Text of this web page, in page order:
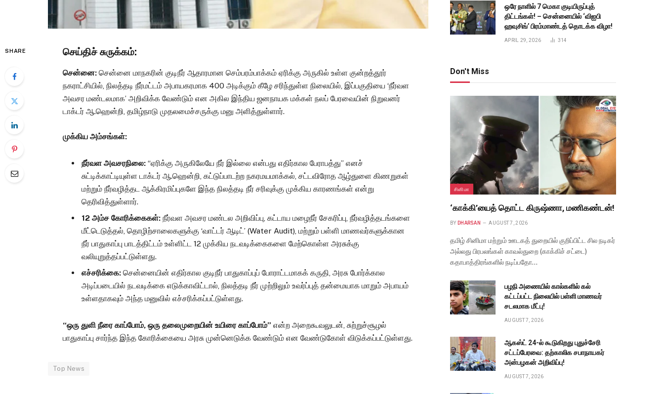
SHARE செய்திச் சுருக்கம்:
சென்னை: சென்னை மாநகரின் குடிநீர் ஆதாரமான செம்பரம்பாக்கம் ஏரிக்கு அருகில் உள்ள குன்றத்தூர்
நகராட்சியில், நிலத்தடி நீர்மட்டம் அபாயகரமாக 400 அடிக்கும் கீழே சரிந்துள்ள நிலையில், இப்பகுதியை ‘நீர்வள
அவசர மண்டலமாக’ அறிவிக்க வேண்டும் என அகில இந்திய ஜனநாயக மக்கள் நலப் பேரவையின் நிறுவனர்
டாக்டர் ஆ.ஹென்றி, தமிழ்நாடு முதலமைச்சருக்கு மனு அளித்துள்ளார்.
முக்கிய அம்சங்கள்:
நீர்வள அவசரநிலை: “ஏரிக்கு அருகிலேயே நீர் இல்லை என்பது எதிர்கால பேராபத்து” எனச்
சுட்டிக்காட்டியுள்ள டாக்டர் ஆ.ஹென்றி, கட்டுப்பாடற்ற நகரமயமாக்கல், சட்டவிரோத ஆழ்துளை கிணறுகள்
மற்றும் நீர்வழித்தட ஆக்கிரமிப்புகளே இந்த நிலத்தடி நீர் சரிவுக்கு முக்கிய காரணங்கள் என்று
தெரிவித்துள்ளார்.
12 அம்ச கோரிக்கைகள்: நீர்வள அவசர மண்டல அறிவிப்பு, கட்டாய மழைநீர் சேகரிப்பு, நீர்வழித்தடங்களை
மீட்டெடுத்தல், தொழிற்சாலைகளுக்கு ‘வாட்டர் ஆடிட்’ (Water Audit), மற்றும் பள்ளி மாணவர்களுக்கான
நீர் பாதுகாப்பு பாடத்திட்டம் உள்ளிட்ட 12 முக்கிய நடவடிக்கைகளை மேற்கொள்ள அரசுக்கு
வலியுறுத்தப்பட்டுள்ளது.
எச்சரிக்கை: சென்னையின் எதிர்கால குடிநீர் பாதுகாப்புப் போராட்டமாகக் கருதி, அரசு போர்க்கால
அடிப்படையில் நடவடிக்கை எடுக்காவிட்டால், நிலத்தடி நீர் முற்றிலும் உவர்ப்புத் தன்மையாக மாறும் அபாயம்
உள்ளதாகவும் அந்த மனுவில் எச்சரிக்கப்பட்டுள்ளது.
“ஒரு துளி நீரை காப்போம், ஒரு தலைமுறையின் உயிரை காப்போம்” என்ற அறைகூவலுடன், சுற்றுச்சூழல்
பாதுகாப்பு சார்ந்த இந்த கோரிக்கையை அரசு முன்னெடுக்க வேண்டும் என வேண்டுகோள் விடுக்கப்பட்டுள்ளது.
Top News
ஒரே நாளில் 7 மெகா குடியிருப்புத்
திட்டங்கள்! – சென்னையில் ‘விஐபி
ஹவுசிங்’ பிரம்மாண்டத் தொடக்க விழா!
APRIL 29, 2026 314
Don't Miss
சினிமா
‘காக்கி’யைத் தொட்ட கிருஷ்ணா, மணிகண்டன்!
BY DHARSAN AUGUST 7, 2026
தமிழ் சினிமா மற்றும் ஊடகத் துறையில் குறிப்பிட்ட சில நடிகர்
அல்லது பிரபலங்கள் காவல்துறை (காக்கிச் சட்டை)
கதாபாத்திரங்களில் நடிப்பதோ…
பழநி அணையில் கால்களில் கல்
கட்டப்பட்ட நிலையில் பள்ளி மாணவர்
சடலமாக மீட்பு!
AUGUST 7, 2026
ஆகஸ்ட் 24-ல் கூடுகிறது புதுச்சேரி
சட்டப்பேரவை: தற்காலிக சபாநாயகர்
அன்பழகன் அறிவிப்பு!
AUGUST 7, 2026